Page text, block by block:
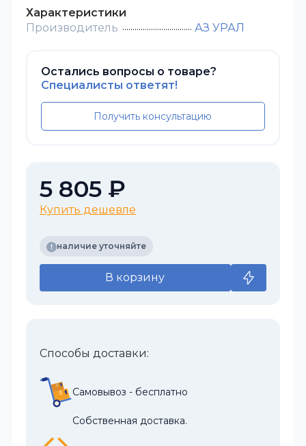
Характеристики
Производитель
АЗ УРАЛ
Остались вопросы о товаре?
Специалисты ответят!
Получить консультацию
5 805 ₽
Купить дешевле
наличие уточняйте
В корзину
Способы доставки:
Самовывоз - бесплатно
Собственная доставка.